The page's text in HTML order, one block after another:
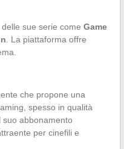
sue serie come Game
. La piattaforma offre
che propone una
spesso in qualità
suo abbonamento
per cinefili e